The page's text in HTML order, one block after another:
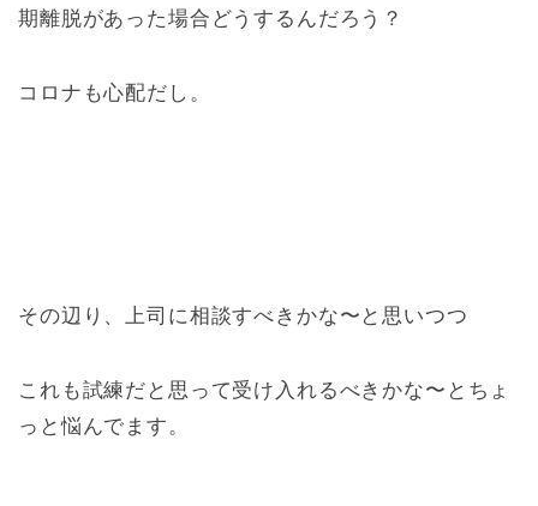
期離脱があった場合どうするんだろう？
コロナも心配だし。
その辺り、上司に相談すべきかな〜と思いつつ
これも試練だと思って受け入れるべきかな〜とちょ
っと悩んでます。